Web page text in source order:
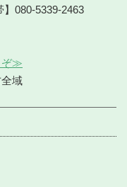
】080-5339-2463
ぞ≫
域